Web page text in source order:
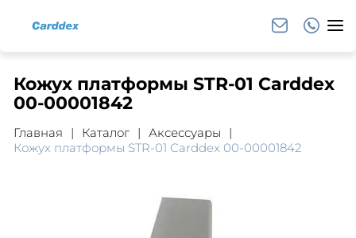
Кожух платформы STR-01 Carddex
00-00001842
Главная Каталог
Аксессуары
Кожух платформы STR-01 Carddex 00-00001842